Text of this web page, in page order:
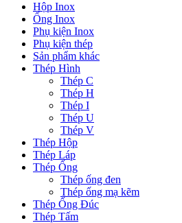
Hộp Inox
Ống Inox
Phụ kiện Inox
Phụ kiện thép
Sản phẩm khác
Thép Hình
Thép C
Thép H
Thép I
Thép U
Thép V
Thép Hộp
Thép Láp
Thép Ống
Thép ống đen
Thép ống mạ kẽm
Thép Ống Đúc
Thép Tấm